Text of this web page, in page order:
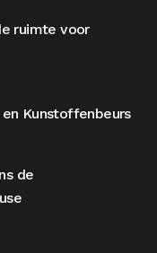
ruimte voor
Kunstoffenbeurs
de